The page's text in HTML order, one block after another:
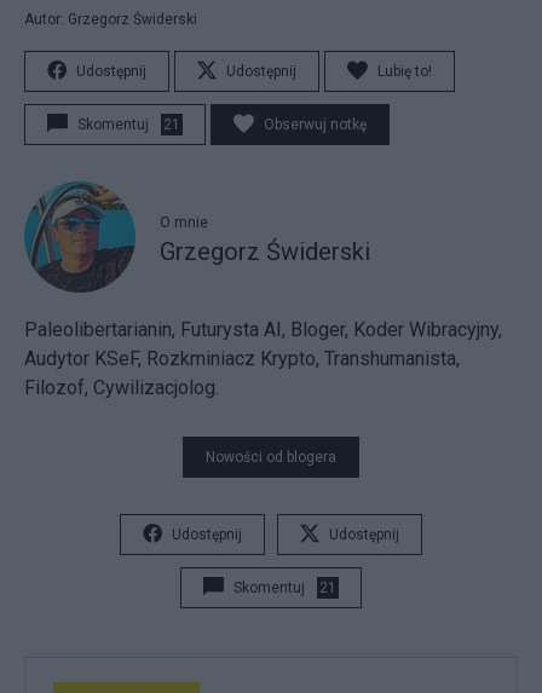
Autor: Grzegorz Świderski
Udostępnij Udostępnij Lubię to!
Skomentuj 21 Obserwuj notkę
O mnie
Grzegorz Świderski
Paleolibertarianin, Futurysta AI, Bloger, Koder Wibracyjny,
Audytor KSeF, Rozkminiacz Krypto, Transhumanista,
Filozof, Cywilizacjolog.
Nowości od blogera
Udostępnij Udostępnij
Skomentuj 21